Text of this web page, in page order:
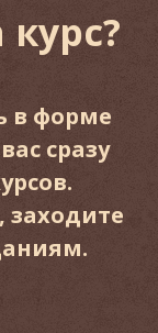
в форме
сразу
заходите